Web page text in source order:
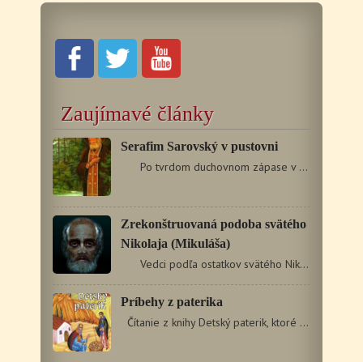
Zaujímavé články
Serafim Sarovský v pustovni
Po tvrdom duchovnom zápase v monastieri a…
Zrekonštruovaná podoba svätého
Nikolaja (Mikuláša)
Vedci podľa ostatkov svätého Nikolaja (Mikuláša)…
Príbehy z paterika
Čítanie z knihy Detský paterik, ktoré odvysielalo…